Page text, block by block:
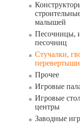
малышей
Песочницы,
песочниц
Стучалки,
перевертыши
Прочее
Игровые
Игровые
центры
Заводные